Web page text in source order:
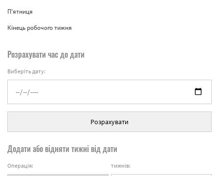
П'ятниця
Кінець робочого тижня
Розрахувати час до дати
Виберіть дату:
Розрахувати
Додати або відняти тижні від дати
Операція: тижнів: